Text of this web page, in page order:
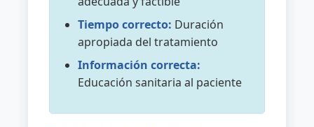
Tiempo correcto: Duración
apropiada del tratamiento
Información correcta:
Educación sanitaria al paciente